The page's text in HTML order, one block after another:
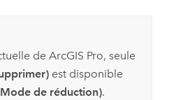
de ArcGIS Pro, seule
est disponible
de réduction).